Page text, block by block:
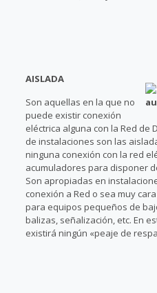
AISLADA
Son aquellas en la que no
puede existir conexión
eléctrica alguna con la Red de
de instalaciones son las
ninguna conexión con la red
acumuladores para disponer
Son apropiadas en
conexión a Red o sea muy
para equipos pequeños de
balizas, señalización, etc. En
existirá ningún «peaje de